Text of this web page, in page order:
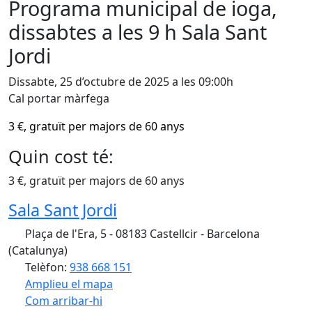
Programa municipal de ioga,
dissabtes a les 9 h Sala Sant
Jordi
Dissabte, 25 d’octubre de 2025 a les 09:00h
Cal portar màrfega
3 €, gratuït per majors de 60 anys
Quin cost té:
3 €, gratuït per majors de 60 anys
Sala Sant Jordi
Plaça de l'Era, 5 - 08183 Castellcir - Barcelona
(Catalunya)
Telèfon: 938 668 151
Amplieu el mapa
Com arribar-hi